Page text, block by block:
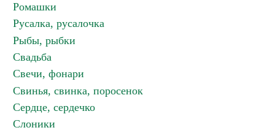
Ромашки
Русалка, русалочка
Рыбы, рыбки
Свадьба
Свечи, фонари
Свинья, свинка, поросенок
Сердце, сердечко
Слоники